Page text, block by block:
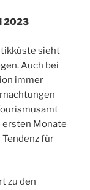
2023
sieht
Auch bei
immer
ersten Monate
für
zu den